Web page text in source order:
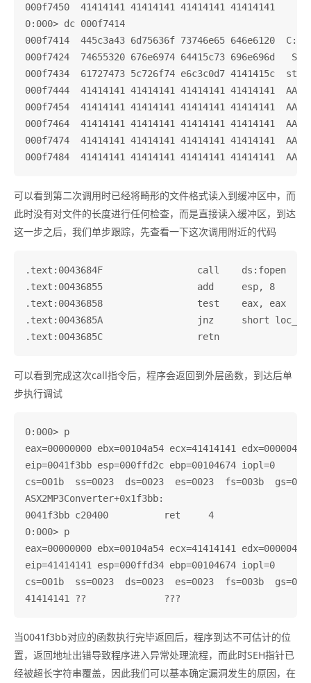
000f7450  41414141 41414141 41414141 41414141
0:000> dc 000f7414
000f7414  445c3a43 6d75636f 73746e65 646e6120
000f7424  74655320 676e6974 64415c73 696e696d
000f7434  61727473 5c726f74 e6c3c0d7 4141415c
000f7444  41414141 41414141 41414141 41414141
000f7454  41414141 41414141 41414141 41414141
000f7464  41414141 41414141 41414141 41414141
000f7474  41414141 41414141 41414141 41414141
可以看到第二次调用时已经将畸形的文件格式读入到缓冲区中，而
此时没有对文件的长度进行任何检查，而是直接读入缓冲区，到达
这一步之后，我们单步跟踪，先查看一下这次调用附近的代码
.text:0043684F                 call    ds:fopen
.text:00436855                 add     esp, 8
.text:00436858                 test    eax, eax
.text:0043685A                 jnz     short
可以看到完成这次call指令后，程序会返回到外层函数，到达后单
步执行调试
0:000> p
eax=00000000 ebx=00104a54 ecx=41414141
eip=0041f3bb esp=000ffd2c ebp=00104674 iopl=0
cs=001b  ss=0023  ds=0023  es=0023  fs=003b
ASX2MP3Converter+0x1f3bb:
0041f3bb c20400          ret     4
0:000> p
eax=00000000 ebx=00104a54 ecx=41414141
eip=41414141 esp=000ffd34 ebp=00104674 iopl=0
cs=001b  ss=0023  ds=0023  es=0023  fs=003b
当0041f3bb对应的函数执行完毕返回后，程序到达不可估计的位
置，返回地址出错导致程序进入异常处理流程，而此时SEH指针已
经被超长字符串覆盖，因此我们可以基本确定漏洞发生的原因，在